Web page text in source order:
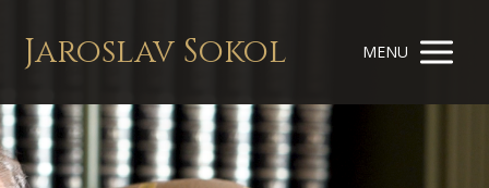
Jaroslav Sokol MENU